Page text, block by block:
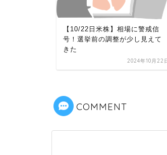
【日本株】2021年2月注目IPO銘
柄！WACUL4173に期待
2021年2月11日
COMMENT